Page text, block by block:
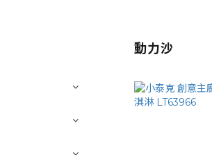
動力沙